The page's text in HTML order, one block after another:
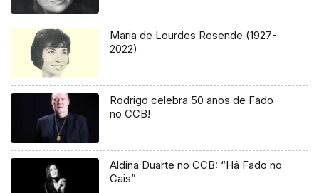
Maria de Lourdes Resende (1927-
2022)
Rodrigo celebra 50 anos de Fado
no CCB!
Aldina Duarte no CCB: “Há Fado no
Cais”